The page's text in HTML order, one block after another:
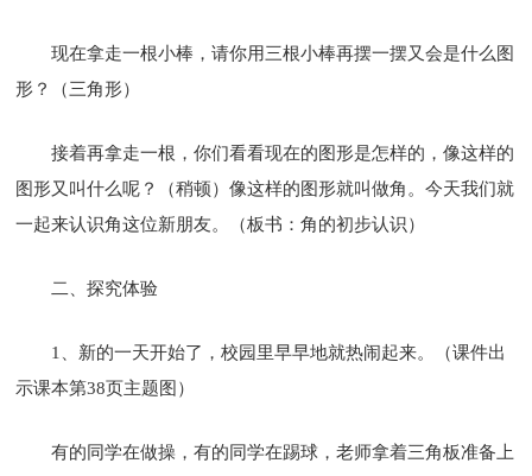
现在拿走一根小棒，请你用三根小棒再摆一摆又会是什么图
形？（三角形）
接着再拿走一根，你们看看现在的图形是怎样的，像这样的
图形又叫什么呢？（稍顿）像这样的图形就叫做角。今天我们就
一起来认识角这位新朋友。（板书：角的初步认识）
二、探究体验
1、新的一天开始了，校园里早早地就热闹起来。（课件出
示课本第38页主题图）
有的同学在做操，有的同学在踢球，老师拿着三角板准备上